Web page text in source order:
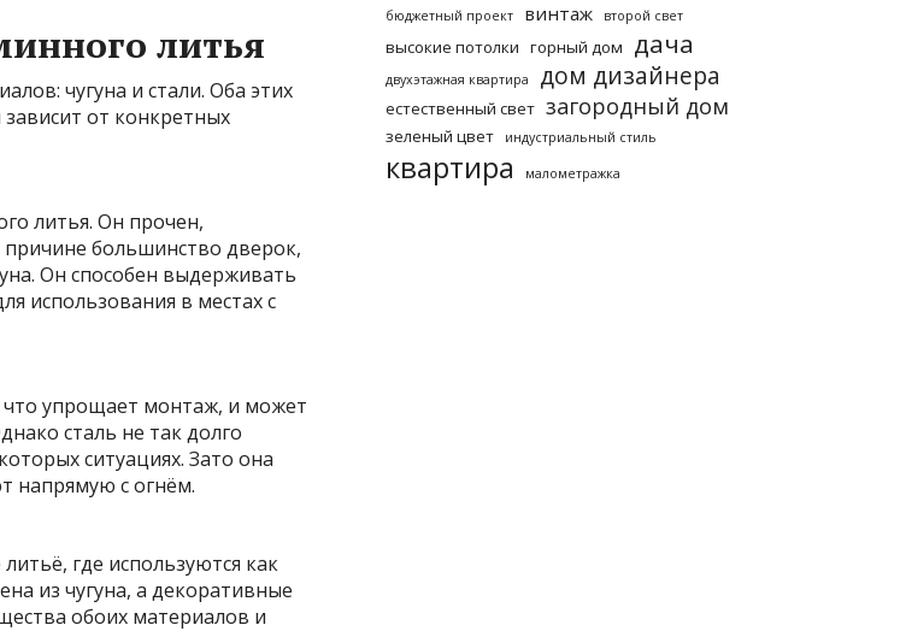
литья
чугуна и стали. Оба этих
от конкретных
литья. Он прочен,
большинство дверок,
Он способен выдерживать
использования в местах с
что упрощает монтаж, и может
сталь не так долго
ситуациях. Зато она
напрямую с огнём.
где используются как
из чугуна, а декоративные
обоих материалов и
бюджетный проект
винтаж второй свет
высокие потолки горный дом дача
двухэтажная квартира дом дизайнера
естественный свет загородный дом
зеленый цвет индустриальный стиль
квартира малометражка